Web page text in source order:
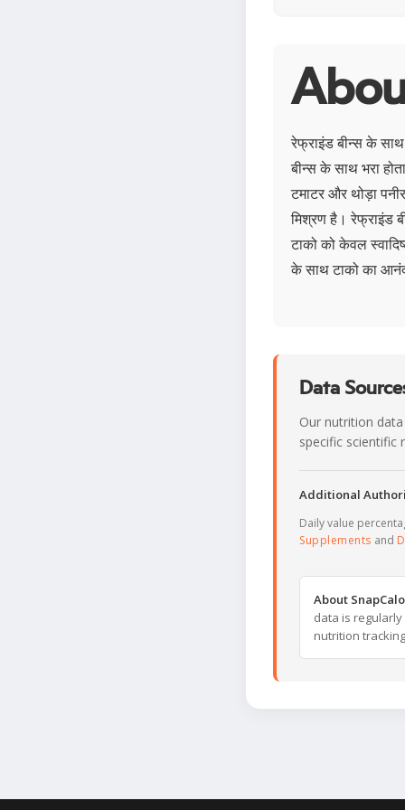
रेफ्राइंड बीन्स के
बीन्स के साथ भरा
टमाटर और थोड़ा
मिश्रण है। रेफ्राइंड
टाको को केवल
के साथ टाको का आनंद
Data
Our nutrition
specific scientific
Additional
Daily value
Supplements and
About
data is
nutrition